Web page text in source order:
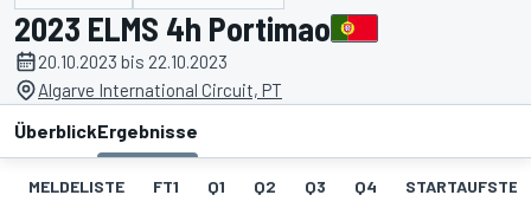
2023 ELMS 4h Portimao
20.10.2023 bis 22.10.2023
Algarve International Circuit, PT
ÜberblickErgebnisse
MELDELISTE FT1 Q1 Q2 Q3 Q4